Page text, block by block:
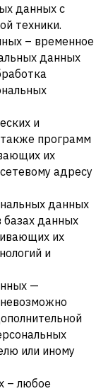
данных с
техники.
– временное
данных
и
программ
их
адресу
данных
данных
их
и
—
или иному
– любое